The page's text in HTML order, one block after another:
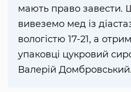
мають право завести.
вивеземо мед із
вологістю 17-21, а
упаковці цукровий
Валерій Домбровський.